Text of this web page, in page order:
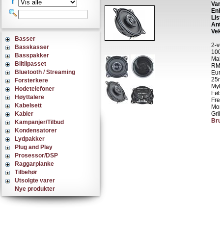
Basser
Basskasser
Basspakker
Biltilpasset
Bluetooth / Streaming
Forsterkere
Hodetelefoner
Høyttalere
Kabelsett
Kabler
Kampanjer/Tilbud
Kondensatorer
Lydpakker
Plug and Play
Prosessor/DSP
Raggarplanke
Tilbehør
Utsolgte varer
Nye produkter
2-